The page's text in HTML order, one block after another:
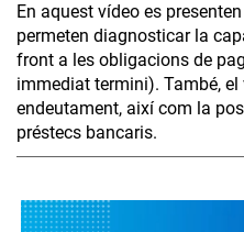
En aquest vídeo es
permeten diagnosticar la
front a les obligacions de
immediat termini). També,
endeutament, així com la
préstecs bancaris.